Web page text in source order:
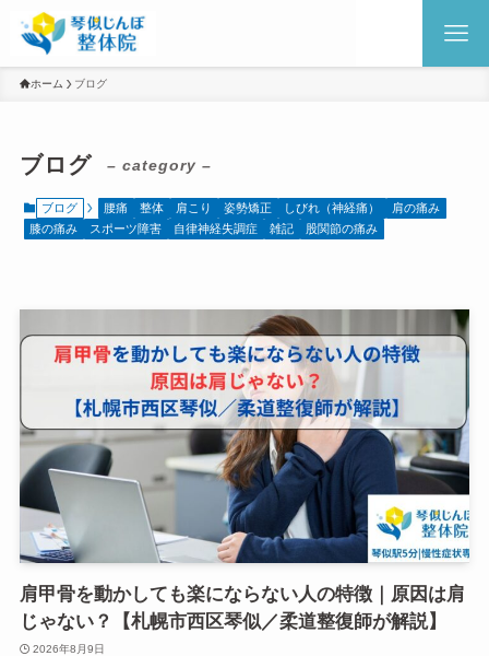
ホーム ブログ
ブログ – category –
ブログ 腰痛 整体 肩こり 姿勢矯正 しびれ（神経痛）
肩の痛み
膝の痛み
スポーツ障害 自律神経失調症 雑記 股関節の痛み
肩甲骨を動かしても楽にならない人の特徴｜原因は肩
じゃない？【札幌市西区琴似／柔道整復師が解説】
2026年8月9日